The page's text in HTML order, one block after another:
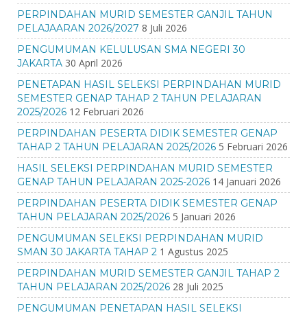
PERPINDAHAN MURID SEMESTER GANJIL TAHUN
PELAJAARAN 2026/2027 8 Juli 2026
PENGUMUMAN KELULUSAN SMA NEGERI 30
JAKARTA 30 April 2026
PENETAPAN HASIL SELEKSI PERPINDAHAN MURID
SEMESTER GENAP TAHAP 2 TAHUN PELAJARAN
2025/2026 12 Februari 2026
PERPINDAHAN PESERTA DIDIK SEMESTER GENAP
TAHAP 2 TAHUN PELAJARAN 2025/2026 5 Februari 2026
HASIL SELEKSI PERPINDAHAN MURID SEMESTER
GENAP TAHUN PELAJARAN 2025-2026 14 Januari 2026
PERPINDAHAN PESERTA DIDIK SEMESTER GENAP
TAHUN PELAJARAN 2025/2026 5 Januari 2026
PENGUMUMAN SELEKSI PERPINDAHAN MURID
SMAN 30 JAKARTA TAHAP 2 1 Agustus 2025
PERPINDAHAN MURID SEMESTER GANJIL TAHAP 2
TAHUN PELAJARAN 2025/2026 28 Juli 2025
PENGUMUMAN PENETAPAN HASIL SELEKSI